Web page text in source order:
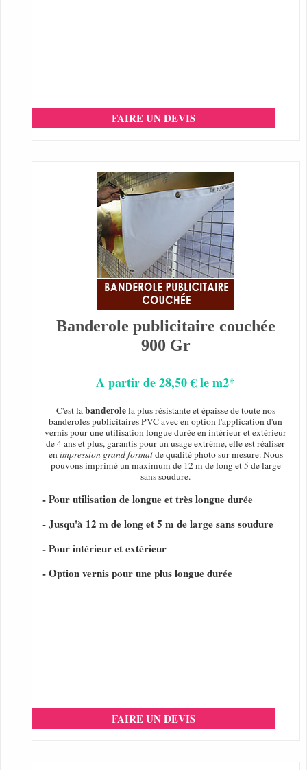
FAIRE UN DEVIS
Banderole publicitaire couchée
900 Gr
A partir de 28,50 € le m2*
C'est labanderolela plus résistante et épaisse de toute nos
banderoles publicitaires PVC avec en option l'application d'un
vernis pour une utilisation longue durée en intérieur et extérieur
de 4 ans et plus, garantis pour un usage extrême, elle est réaliser
enimpression grand formatde qualité photo sur mesure. Nous
pouvons imprimé un maximum de 12 m de long et 5 de large
sans soudure.
- Pour utilisation de longue et très longue durée
- Jusqu'à 12 m de long et 5 m de large sans soudure
- Pour intérieur et extérieur
- Option vernis pour une plus longue durée
FAIRE UN DEVIS